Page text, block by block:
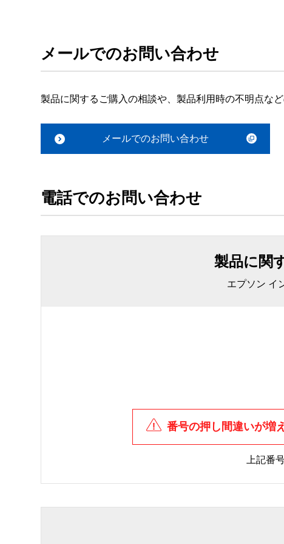
メールでのお問い合わせ
製品に関するご購入の相談や、製品利用時の不明点な
メールでのお問い合わせ
電話でのお問い合わせ
製品に関
エプソン イ
番号の押し間違いが増
上記番